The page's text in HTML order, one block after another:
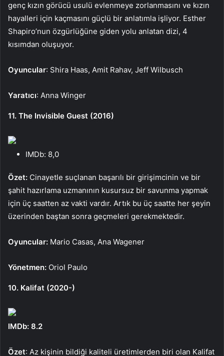
genç kızın görücü usulü evlenmeye zorlanmasını ve kızın
hayalleri için kaçmasını güçlü bir anlatımla işliyor. Esther
Shapiro’nun özgürlüğüne giden yolu anlatan dizi, 4
kısımdan oluşuyor.
Oyuncular: Shira Haas, Amit Rahav, Jeff Wilbusch
Yaratıcı: Anna Winger
11. The Invisible Guest (2016)
IMDb: 8,0
Özet: Cinayetle suçlanan başarılı bir girişimcinin ve bir
şahit hazırlama uzmanının kusursuz bir savunma yapmak
için üç saatten az vakti vardır. Artık bu üç saatte her şeyin
üzerinden baştan sonra geçmeleri gerekmektedir.
Oyuncular: Mario Casas, Ana Wagener
Yönetmen: Oriol Paulo
10. Kalifat (2020-)
IMDb: 8.2
Özet: Az kişinin bildiği kaliteli üretimlerden biri olan Kalifat